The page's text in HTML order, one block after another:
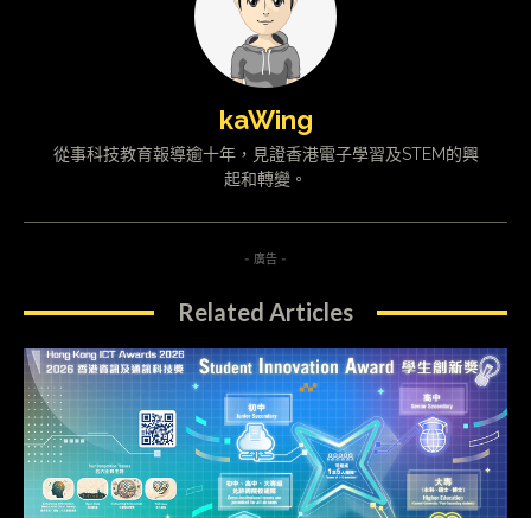
kaWing
從事科技教育報導逾十年，見證香港電子學習及STEM的興
起和轉變。
- 廣告 -
Related Articles